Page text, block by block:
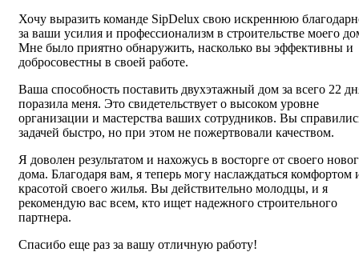
Хочу выразить команде SipDelux свою искреннюю
за ваши усилия и профессионализм в строительстве моего
Мне было приятно обнаружить, насколько вы эффективны и
добросовестны в своей работе.
Ваша способность поставить двухэтажный дом за всего 22
поразила меня. Это свидетельствует о высоком уровне
организации и мастерства ваших сотрудников. Вы
задачей быстро, но при этом не пожертвовали качеством.
Я доволен результатом и нахожусь в восторге от своего
дома. Благодаря вам, я теперь могу наслаждаться комфортом
красотой своего жилья. Вы действительно молодцы, и я
рекомендую вас всем, кто ищет надежного строительного
партнера.
Спасибо еще раз за вашу отличную работу!